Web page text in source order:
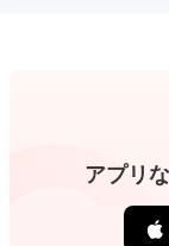
アプリ